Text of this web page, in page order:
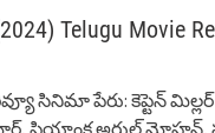
Telugu Movie
సినిమా పేరు: కెప్టెన్